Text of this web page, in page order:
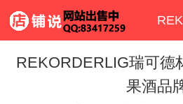
REKORDERLIG瑞可德
果酒品